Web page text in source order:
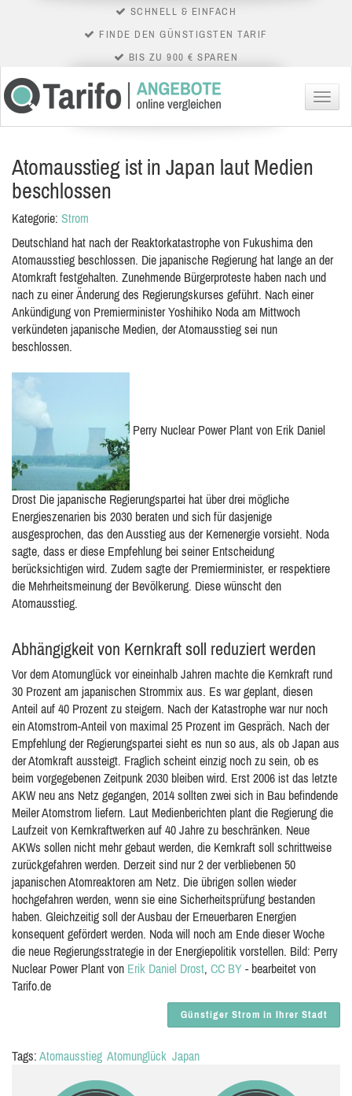
SCHNELL & EINFACH
FINDE DEN GÜNSTIGSTEN TARIF
BIS ZU 900 € SPAREN
Menü
Atomausstieg ist in Japan laut Medien
beschlossen
Kategorie: Strom
Deutschland hat nach der Reaktorkatastrophe von Fukushima den
Atomausstieg beschlossen. Die japanische Regierung hat lange an der
Atomkraft festgehalten. Zunehmende Bürgerproteste haben nach und
nach zu einer Änderung des Regierungskurses geführt. Nach einer
Ankündigung von Premierminister Yoshihiko Noda am Mittwoch
verkündeten japanische Medien, der Atomausstieg sei nun
beschlossen.
Perry Nuclear Power Plant von Erik Daniel
Drost Die japanische Regierungspartei hat über drei mögliche
Energieszenarien bis 2030 beraten und sich für dasjenige
ausgesprochen, das den Ausstieg aus der Kernenergie vorsieht. Noda
sagte, dass er diese Empfehlung bei seiner Entscheidung
berücksichtigen wird. Zudem sagte der Premierminister, er respektiere
die Mehrheitsmeinung der Bevölkerung. Diese wünscht den
Atomausstieg.
Abhängigkeit von Kernkraft soll reduziert werden
Vor dem Atomunglück vor eineinhalb Jahren machte die Kernkraft rund
30 Prozent am japanischen Strommix aus. Es war geplant, diesen
Anteil auf 40 Prozent zu steigern. Nach der Katastrophe war nur noch
ein Atomstrom-Anteil von maximal 25 Prozent im Gespräch. Nach der
Empfehlung der Regierungspartei sieht es nun so aus, als ob Japan aus
der Atomkraft aussteigt. Fraglich scheint einzig noch zu sein, ob es
beim vorgegebenen Zeitpunk 2030 bleiben wird. Erst 2006 ist das letzte
AKW neu ans Netz gegangen, 2014 sollten zwei sich in Bau befindende
Meiler Atomstrom liefern. Laut Medienberichten plant die Regierung die
Laufzeit von Kernkraftwerken auf 40 Jahre zu beschränken. Neue
AKWs sollen nicht mehr gebaut werden, die Kernkraft soll schrittweise
zurückgefahren werden. Derzeit sind nur 2 der verbliebenen 50
japanischen Atomreaktoren am Netz. Die übrigen sollen wieder
hochgefahren werden, wenn sie eine Sicherheitsprüfung bestanden
haben. Gleichzeitig soll der Ausbau der Erneuerbaren Energien
konsequent gefördert werden. Noda will noch am Ende dieser Woche
die neue Regierungsstrategie in der Energiepolitik vorstellen. Bild: Perry
Nuclear Power Plant von Erik Daniel Drost, CC BY - bearbeitet von
Tarifo.de
Günstiger Strom in Ihrer Stadt
Tags: Atomausstieg Atomunglück Japan